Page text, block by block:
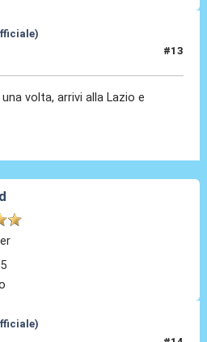
#13
volta, arrivi alla Lazio e